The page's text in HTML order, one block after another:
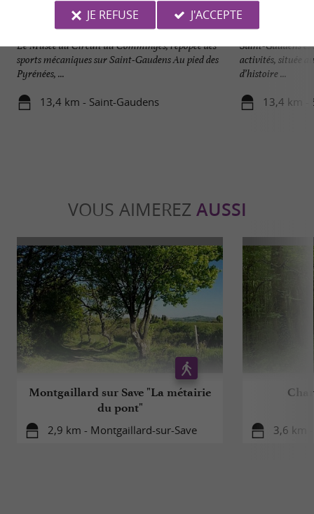
Musée du Circuit du Comminges
Le Musée du Circuit du Comminges, l’épopée des
sports mécaniques sur Saint-Gaudens Au pied des
Pyrénées, ...
13,4 km - Saint-Gaudens
Saint-Gaudens
Saint-Gaudens
activités, située
d’histoire ...
13,4 km -
VOUS AIMEREZ AUSSI
Montgaillard sur Save "La métairie
du pont"
2,9 km - Montgaillard-sur-Save 3,6 km
JE REFUSE
J'ACCEPTE